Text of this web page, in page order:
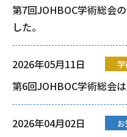
第7回JOHBOC学術総会
した。
2026年05月11日
第6回JOHBOC学術総会
2026年04月02日